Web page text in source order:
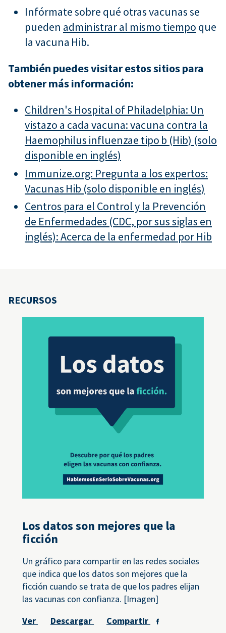
Infórmate sobre qué otras vacunas se
pueden administrar al mismo tiempo que
la vacuna Hib.
También puedes visitar estos sitios para
obtener más información:
Children's Hospital of Philadelphia: Un
vistazo a cada vacuna: vacuna contra la
Haemophilus influenzae tipo b (Hib) (solo
disponible en inglés)
Immunize.org: Pregunta a los expertos:
Vacunas Hib (solo disponible en inglés)
Centros para el Control y la Prevención
de Enfermedades (CDC, por sus siglas en
inglés): Acerca de la enfermedad por Hib
RECURSOS
Los datos son mejores que la
ficción
Un gráfico para compartir en las redes sociales
que indica que los datos son mejores que la
ficción cuando se trata de que los padres elijan
las vacunas con confianza. [Imagen]
Ver
Descargar Compartir